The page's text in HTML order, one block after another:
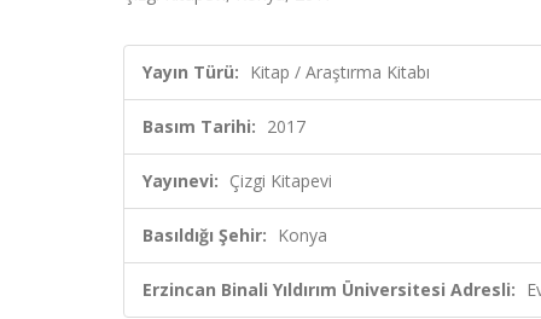
Yayın Türü: Kitap / Araştırma Kitabı
Basım Tarihi: 2017
Yayınevi: Çizgi Kitapevi
Basıldığı Şehir: Konya
Erzincan Binali Yıldırım Üniversitesi Adresli: